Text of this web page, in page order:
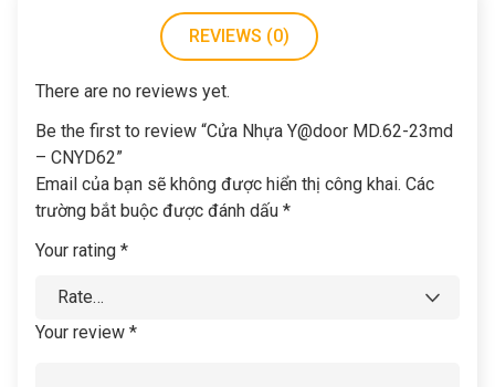
REVIEWS (0)
There are no reviews yet.
Be the first to review “Cửa Nhựa Y@door MD.62-23md
– CNYD62”
Email của bạn sẽ không được hiển thị công khai. Các
trường bắt buộc được đánh dấu *
Your rating *
Your review *